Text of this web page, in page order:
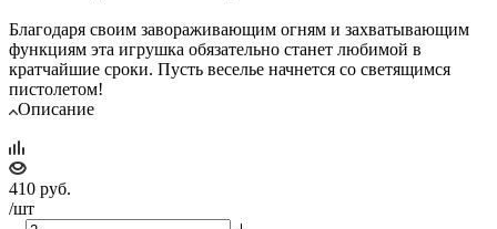
Благодаря своим завораживающим огням и захватывающим
функциям эта игрушка обязательно станет любимой в
кратчайшие сроки. Пусть веселье начнется со светящимся
пистолетом!
Описание
410 руб.
/шт